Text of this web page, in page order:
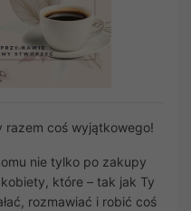
razem coś wyjątkowego!
nie tylko po zakupy
które – tak jak Ty
rozmawiać i robić coś